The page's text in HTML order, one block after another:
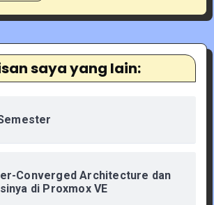
saya yang lain:
Converged Architecture dan
di Proxmox VE